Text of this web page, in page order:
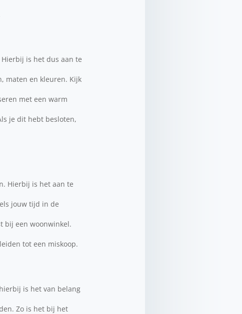
is het dus aan te
maten en kleuren. Kijk
met een warm
je dit hebt besloten,
Hierbij is het aan te
jouw tijd in de
bij een woonwinkel.
tot een miskoop.
is het van belang
Zo is het bij het